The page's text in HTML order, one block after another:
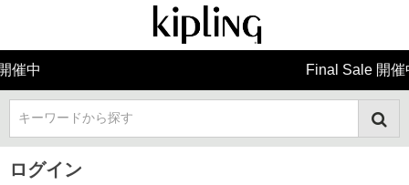
Final Sale 開催中
キーワードから探す
ログイン